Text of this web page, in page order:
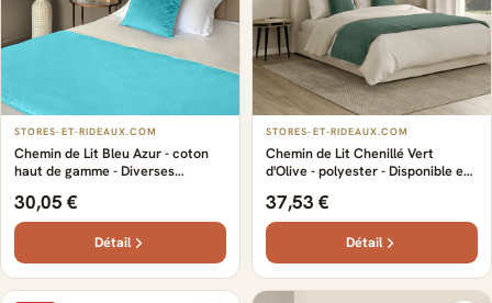
STORES-ET-RIDEAUX.COM
Chemin de Lit Bleu Azur - coton
haut de gamme - Diverses
Certifié Oeko-Tex pour une
qualité garantie - Élégant
30,05 €
Détail
STORES-ET-RIDEAUX.COM
Chemin de Lit Chenillé Vert
d'Olive - polyester - Disponible en
Fabrication française - Qualité -
Esprit bucolique
37,53 €
Détail